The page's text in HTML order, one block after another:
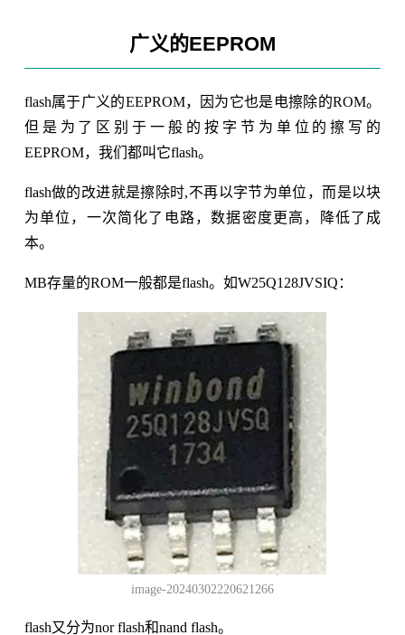
广义的EEPROM
flash属于广义的EEPROM，因为它也是电擦除的ROM。
但是为了区别于一般的按字节为单位的擦写的
EEPROM，我们都叫它flash。
flash做的改进就是擦除时,不再以字节为单位，而是以块
为单位，一次简化了电路，数据密度更高，降低了成
本。
MB存量的ROM一般都是flash。如W25Q128JVSIQ：
image-20240302220621266
flash又分为nor flash和nand flash。